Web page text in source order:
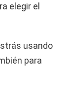
elegir el
usando
para